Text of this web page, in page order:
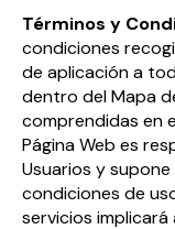
Términos y
condiciones
de aplicación a
dentro del Mapa
comprendidas en
Página Web es
Usuarios y
condiciones de
servicios